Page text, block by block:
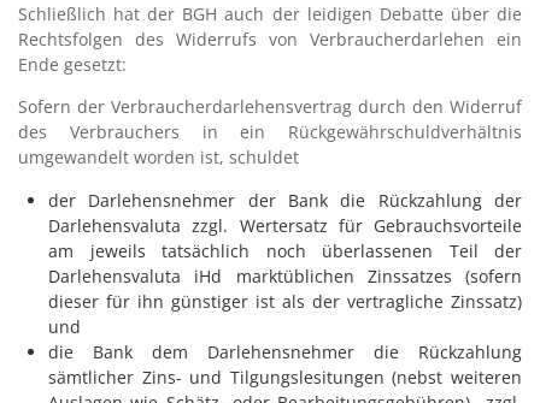
Schließlich hat der BGH auch der leidigen Debatte über die
Rechtsfolgen des Widerrufs von Verbraucherdarlehen ein
Ende gesetzt:
Sofern der Verbraucherdarlehensvertrag durch den Widerruf
des Verbrauchers in ein Rückgewährschuldverhältnis
umgewandelt worden ist, schuldet
der Darlehensnehmer der Bank die Rückzahlung der
Darlehensvaluta zzgl. Wertersatz für Gebrauchsvorteile
am jeweils tatsächlich noch überlassenen Teil der
Darlehensvaluta iHd marktüblichen Zinssatzes (sofern
dieser für ihn günstiger ist als der vertragliche Zinssatz)
und
die Bank dem Darlehensnehmer die Rückzahlung
sämtlicher Zins- und Tilgungslesitungen (nebst weiteren